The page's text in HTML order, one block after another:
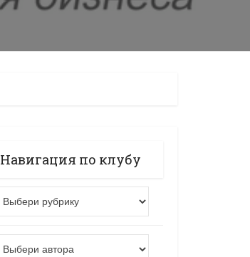
Навигация по клубу